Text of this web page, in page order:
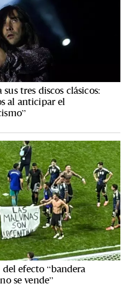
tres discos clásicos:
al anticipar el
del efecto “bandera
se vende”